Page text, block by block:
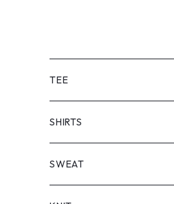
TEE
SHORT SLEEVE
LONG SLEEVE
SHIRTS
SHORT SLEEVE
SWEAT